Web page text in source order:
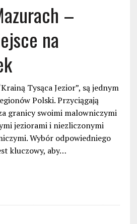
–
na
Tysąca Jezior”, są jednym
Polski. Przyciągają
granicy swoimi malowniczymi
jeziorami i niezliczonymi
Wybór odpowiedniego
kluczowy, aby…